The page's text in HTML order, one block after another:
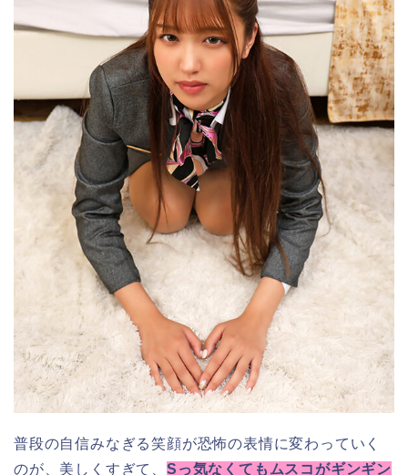
普段の自信みなぎる笑顔が恐怖の表情に変わっていく
のが、美しくすぎて、 Sっ気なくてもムスコがギンギン